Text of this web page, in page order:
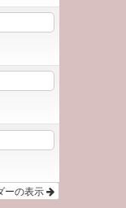
ーの表示